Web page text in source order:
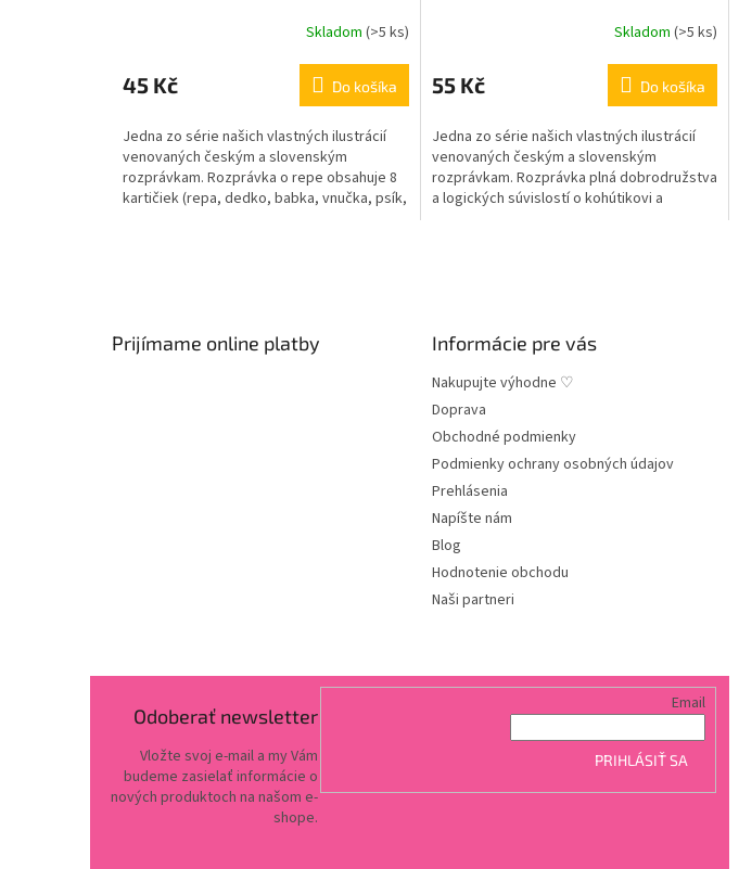
Skladom (>5 ks)
45 Kč Do košíka
Jedna zo série našich vlastných ilustrácií
venovaných českým a slovenským
rozprávkam. Rozprávka o repe obsahuje 8
kartičiek (repa, dedko, babka, vnučka, psík,
Skladom (>5 ks)
55 Kč Do košíka
Jedna zo série našich vlastných ilustrácií
venovaných českým a slovenským
rozprávkam. Rozprávka plná dobrodružstva
a logických súvislostí o kohútikovi a
Prijímame online platby Informácie pre vás
Nakupujte výhodne ♡
Doprava
Obchodné podmienky
Podmienky ochrany osobných údajov
Prehlásenia
Napíšte nám
Blog
Hodnotenie obchodu
Naši partneri
Odoberať newsletter
Vložte svoj e-mail a my Vám
budeme zasielať informácie o
nových produktoch na našom e-
shope.
Email
PRIHLÁSIŤ SA